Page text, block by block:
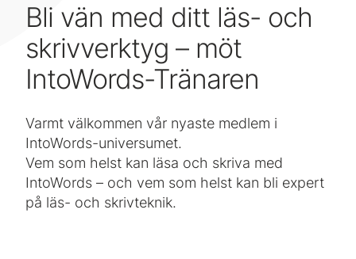
Bli vän med ditt läs- och
skrivverktyg – möt
IntoWords-Tränaren
Varmt välkommen vår nyaste medlem i
IntoWords-universumet.
Vem som helst kan läsa och skriva med
IntoWords – och vem som helst kan bli expert
på läs- och skrivteknik.